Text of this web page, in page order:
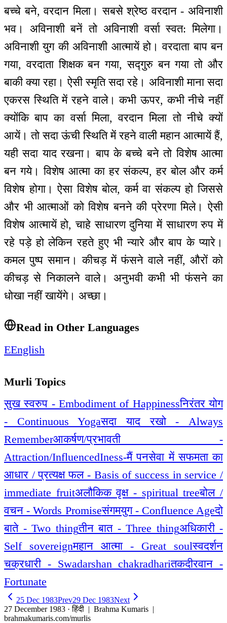
बच्चे बने, वरदान मिला। सबसे श्रेष्ठ वरदान - अविनाशी
भव। अविनाशी बनें तो अविनाशी वर्सा स्वत: मिलेगा।
अविनाशी युग की अविनाशी आत्मायें हो। वरदाता बाप बन
गया, वरदाता शिक्षक बन गया, सद्गुरु बन गया तो और
बाकी क्या रहा। ऐसी स्मृति सदा रहे। अविनाशी माना सदा
एकरस स्थिति में रहने वाले। कभी ऊपर, कभी नीचे नहीं
क्योंकि बाप का वर्सा मिला, वरदान मिला तो नीचे क्यों
आयें। तो सदा ऊंची स्थिति में रहने वाली महान आत्मायें हैं,
यही सदा याद रखना। बाप के बच्चे बने तो विशेष आत्मा
बन गये। विशेष आत्मा का हर संकल्प, हर बोल और कर्म
विशेष होगा। ऐसा विशेष बोल, कर्म वा संकल्प हो जिससे
और भी आत्माओं को विशेष बनने की प्रेरणा मिले। ऐसी
विशेष आत्मायें हो, चाहे साधारण दुनिया में साधारण रुप में
रहे पड़े हो लेकिन रहते हुए भी न्यारे और बाप के प्यारे।
कमल पुष्प समान। कीचड़ में फंसने वाले नहीं, औरों को
कीचड़ से निकालने वाले। अनुभवी कभी भी फंसने का
धोखा नहीं खायेंगे। अच्छा।
Read in Other Languages
EEnglish
Murli Topics
सुख स्वरुप - Embodiment of Happinessनिरंतर योग
- Continuous Yogaसदा याद रखो - Always
Rememberआकर्षण/प्रभावती -
Attraction/InfluencedIness-मैं पनसेवा में सफमता का
आधार / प्रत्यक्ष फल - Basis of success in service /
immediate fruitअलौकिक वृक्ष - spiritual treeबोल /
वचन - Words Promiseसंगमयुग - Confluence Ageदो
बाते - Two thingतीन बात - Three thingअधिकारी -
Self sovereignमहान आत्मा - Great soulस्वदर्शन
चक्रधारी - Swadarshan chakradhariतकदीरवान -
Fortunate
25 Dec 1983Prev29 Dec 1983Next
27 December 1983 · हिंदी | Brahma Kumaris |
brahmakumaris.com/murlis